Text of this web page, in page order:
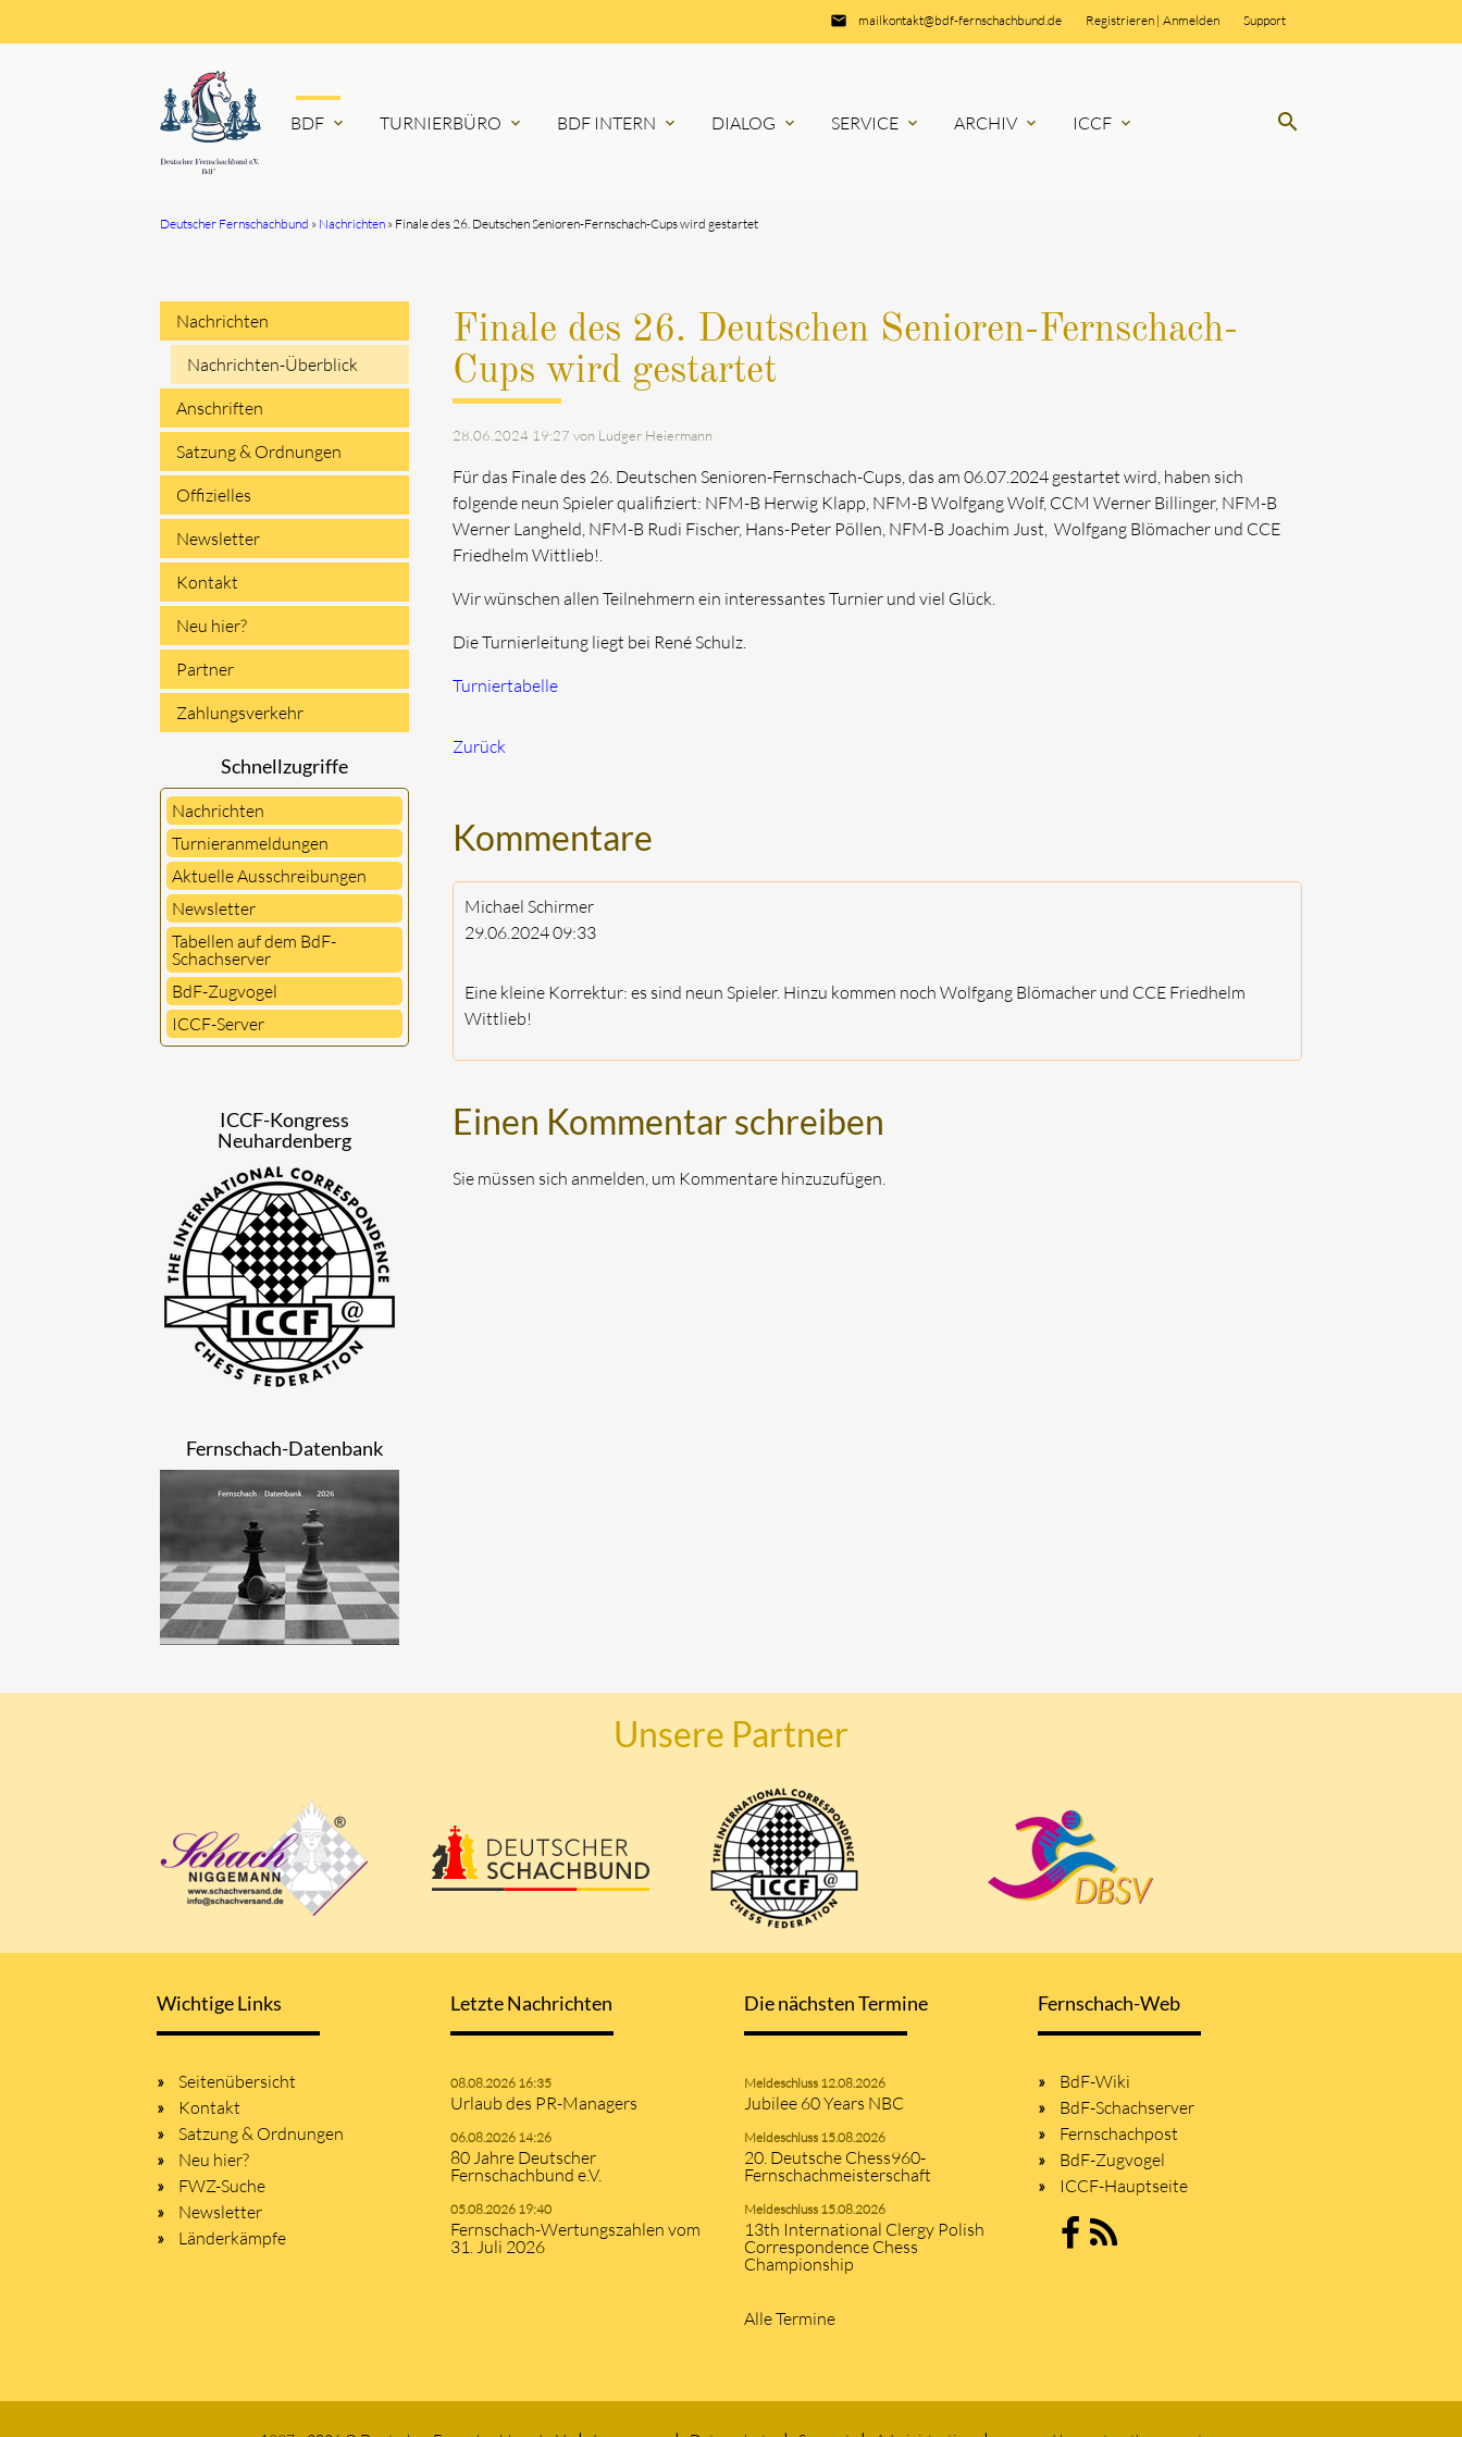
Support
Registrieren | Anmelden
email mailkontakt@bdf-fernschachbund.de
BDF expand_more TURNIERBÜRO expand_more BDF INTERN expand_more DIALOG expand_more SERVICE expand_more ARCHIV expand_more ICCF expand_more search
Deutscher Fernschachbund Nachrichten Finale des 26. Deutschen Senioren-Fernschach-Cups wird gestartet
Finale des 26. Deutschen Senioren-Fernschach-
Cups wird gestartet
28.06.2024 19:27 von Ludger Heiermann
Für das Finale des 26. Deutschen Senioren-Fernschach-Cups, das am 06.07.2024 gestartet wird, haben sich
folgende neun Spieler qualifiziert: NFM-B Herwig Klapp, NFM-B Wolfgang Wolf, CCM Werner Billinger, NFM-B
Werner Langheld, NFM-B Rudi Fischer, Hans-Peter Pöllen, NFM-B Joachim Just, Wolfgang Blömacher und CCE
Friedhelm Wittlieb!.
Wir wünschen allen Teilnehmern ein interessantes Turnier und viel Glück.
Die Turnierleitung liegt bei René Schulz.
Turniertabelle
Zurück
Kommentare
Michael Schirmer
29.06.202409:33
Eine kleine Korrektur: es sind neun Spieler. Hinzu kommen noch Wolfgang Blömacher und CCE Friedhelm
Wittlieb!
Einen Kommentar schreiben
Sie müssen sich anmelden, um Kommentare hinzuzufügen.
Navigation
überspringen
Nachrichten
Nachrichten-Überblick
Anschriften
Satzung & Ordnungen
Offizielles
Newsletter
Kontakt
Neu hier?
Partner
Zahlungsverkehr
Schnellzugriffe
Nachrichten
Turnieranmeldungen
Aktuelle Ausschreibungen
Newsletter
Tabellen auf dem BdF-
Schachserver
BdF-Zugvogel
ICCF-Server
ICCF-Kongress
Neuhardenberg
Fernschach-Datenbank
Unsere Partner
Wichtige Links
Seitenübersicht
Kontakt
Satzung & Ordnungen
Neu hier?
FWZ-Suche
Newsletter
Länderkämpfe
Letzte Nachrichten
08.08.2026 16:35
Urlaub des PR-Managers
06.08.2026 14:26
80 Jahre Deutscher
Fernschachbund e.V.
05.08.2026 19:40
Fernschach-Wertungszahlen vom
31. Juli 2026
Die nächsten Termine
Meldeschluss 12.08.2026
Jubilee 60 Years NBC
Meldeschluss 15.08.2026
20. Deutsche Chess960-
Fernschachmeisterschaft
Meldeschluss 15.08.2026
13th International Clergy Polish
Correspondence Chess
Championship
Alle Termine
Fernschach-Web
BdF-Wiki
BdF-Schachserver
Fernschachpost
BdF-Zugvogel
ICCF-Hauptseite